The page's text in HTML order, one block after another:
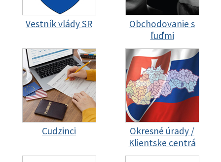
Vestník vlády SR
Obchodovanie s
ľuďmi
Cudzinci
Okresné úrady /
Klientske centrá